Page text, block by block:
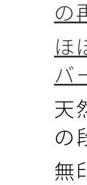
の
ほ
バ
天
の
無